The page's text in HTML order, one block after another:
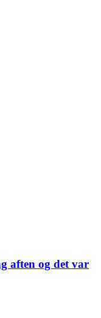
aften og det var